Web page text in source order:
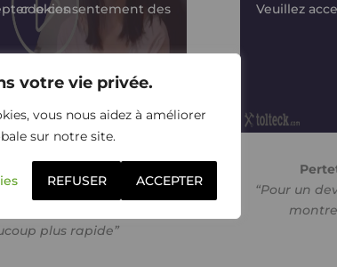
votre vie privée.
vous nous aidez à améliorer
sur notre site.
REFUSER ACCEPTER
Veuillez accepter le consentement des cookies
et Rénovation
plus rapide”
“Pour un